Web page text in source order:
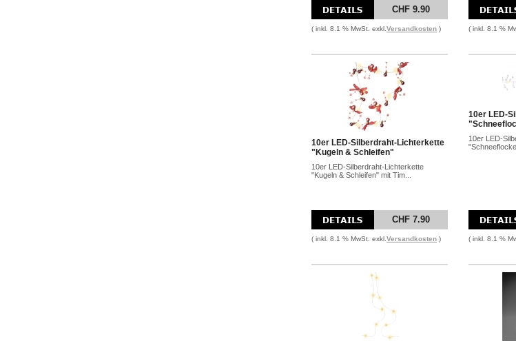
CHF 9.90
( inkl. 8.1 % MwSt. exkl. Versandkosten ) ( inkl. 8.1 %
10er LED-Silberdraht-Lichterkette
"Kugeln & Schleifen"
10er LED-Silberdraht-Lichterkette
"Kugeln & Schleifen" mit Tim...
CHF 7.90
( inkl. 8.1 % MwSt. exkl. Versandkosten )
10er LED-
10er LED-
( inkl. 8.1 %